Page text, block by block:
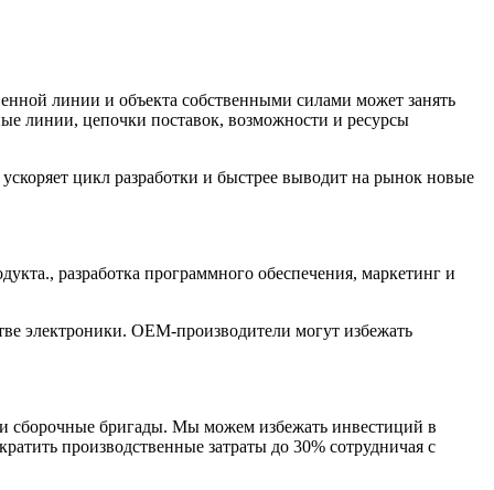
линии и объекта собственными силами может занять
линии, цепочки поставок, возможности и ресурсы
цикл разработки и быстрее выводит на рынок новые
разработка программного обеспечения, маркетинг и
электроники. OEM-производители могут избежать
сборочные бригады. Мы можем избежать инвестиций в
производственные затраты до 30% сотрудничая с